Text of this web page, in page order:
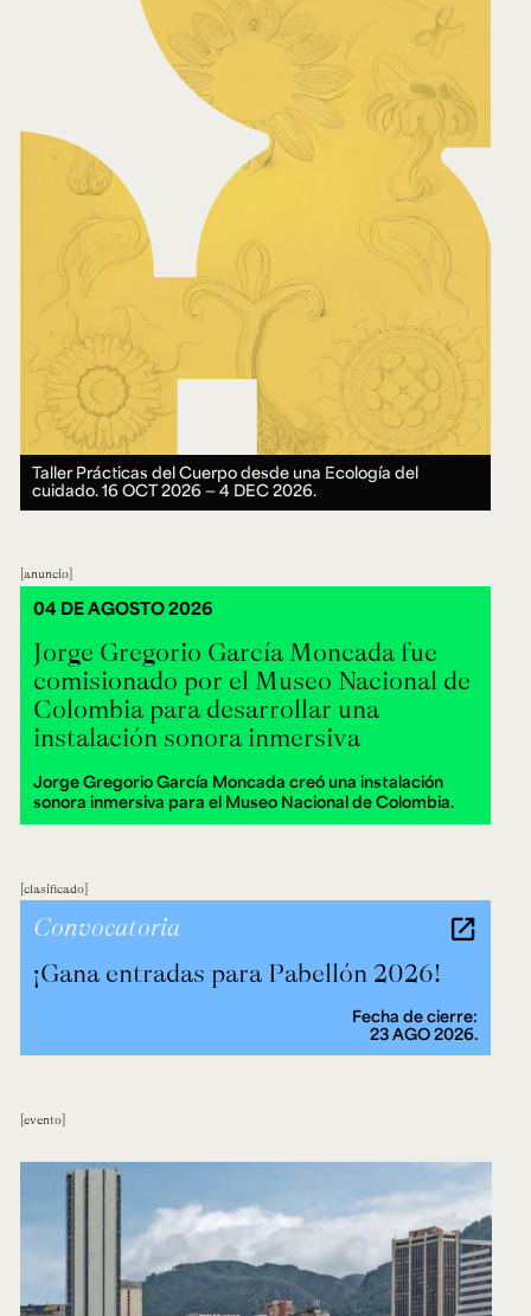
Taller Prácticas del Cuerpo desde una Ecología del
cuidado.16 OCT 2026 ― 4 DEC 2026.
anuncio
Jorge Gregorio García Moncada fue
comisionado por el Museo Nacional de
Colombia para desarrollar una
instalación sonora inmersiva
Jorge Gregorio García Moncada creó una instalación
sonora inmersiva para el Museo Nacional de Colombia.
04 DE AGOSTO 2026
clasificado
¡Gana entradas para Pabellón 2026!
Convocatoria
Fecha de cierre:
23 AGO 2026.
evento